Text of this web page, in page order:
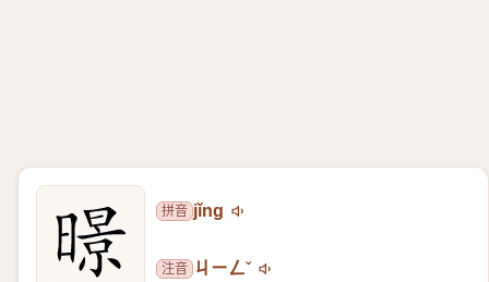
拼音 jǐng
注音 ㄐㄧㄥˇ